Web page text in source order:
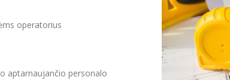
operatorius
aptarnaujančio personalo